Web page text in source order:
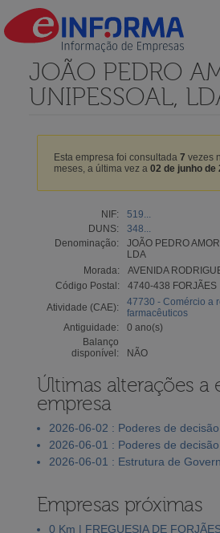
JOÃO PEDRO
UNIPESSOAL,
Esta empresa foi consultada 7 vezes
meses, a última vez a 02 de junho de
NIF:
519...
DUNS:
348...
Denominação:
JOÃO PEDRO
LDA
Morada:
AVENIDA
Código Postal:
4740-438 FORJÃES
Atividade (CAE):
47730 - Comércio a
farmacêuticos
Antiguidade:
0 ano(s)
Balanço
disponível:
NÃO
Últimas alterações a
empresa
2026-06-02 : Poderes de decisão
2026-06-01 : Poderes de decisão
2026-06-01 : Estrutura de
Empresas próximas
0 Km | FREGUESIA DE